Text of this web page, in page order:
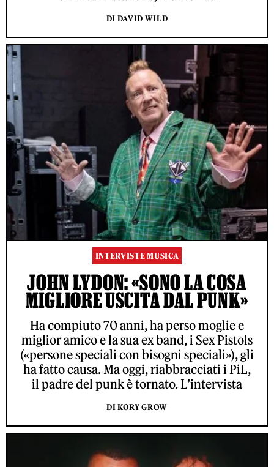
DI DAVID WILD
INTERVISTE MUSICA
JOHN LYDON: «SONO LA COSA
MIGLIORE USCITA DAL PUNK»
Ha compiuto 70 anni, ha perso moglie e
miglior amico e la sua ex band, i Sex Pistols
(«persone speciali con bisogni speciali»), gli
ha fatto causa. Ma oggi, riabbracciati i PiL,
il padre del punk è tornato. L’intervista
DI KORY GROW